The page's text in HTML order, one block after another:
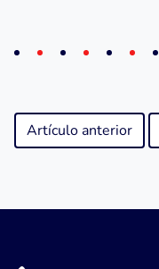
Artículo anterior